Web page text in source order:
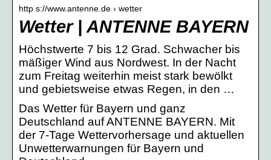
http s://www.antenne.de › wetter
Wetter | ANTENNE BAYERN
Höchstwerte 7 bis 12 Grad. Schwacher bis
mäßiger Wind aus Nordwest. In der Nacht
zum Freitag weiterhin meist stark bewölkt
und gebietsweise etwas Regen, in den …
Das Wetter für Bayern und ganz
Deutschland auf ANTENNE BAYERN. Mit
der 7-Tage Wettervorhersage und aktuellen
Unwetterwarnungen für Bayern und